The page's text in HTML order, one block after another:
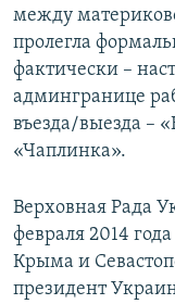
между
пролегла
фактически –
админгранице
въезда/выезда –
«Чаплинка».
Верховная Рада
февраля 2014
Крыма и
президент